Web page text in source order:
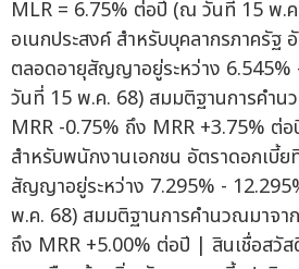
MLR = 6.75% ต่อปี (ณ วันที่ 15 พ.
อเนกประสงค์ สำหรับบุคลากรภาครัฐ
ตลอดอายุสัญญาอยู่ระหว่าง
วันที่ 15 พ.ค. 68) สมมติฐานการคำน
MRR -0.75% ถึง MRR +3.75% ต่
สำหรับพนักงานเอกชน อัตราดอกเบี้
สัญญาอยู่ระหว่าง 7.295% -
พ.ค. 68) สมมติฐานการคำนวณมาจา
ถึง MRR +5.00% ต่อปี | สินเชื่อสวัส